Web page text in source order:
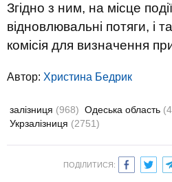
Згідно з ним, на місце
відновлювальні потяги, і
комісія для визначення
Автор: Христина Бедрик
залізниця (968) Одеська область
Укрзалізниця (2751)
ПОДІЛИТИСЯ: